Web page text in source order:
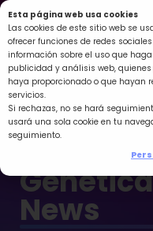
Esta página web usa cookies
Las cookies de este sitio web se
ofrecer funciones de redes
información sobre el uso que
publicidad y análisis web,
haya proporcionado o que hayan
servicios.
Si rechazas, no se hará
usará una sola cookie en tu
seguimiento.
Ir
al
contenido
News